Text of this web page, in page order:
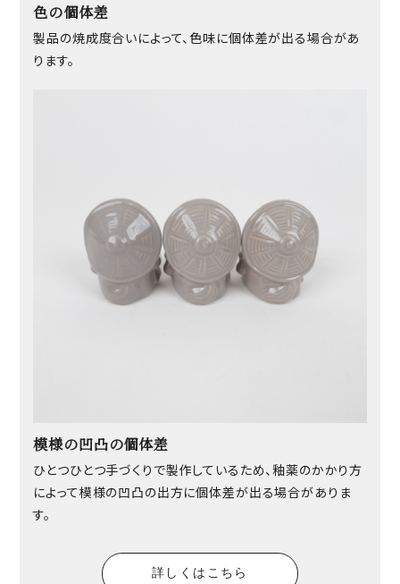
色の個体差
製品の焼成度合いによって、色味に個体差が出る場合があ
ります。
模様の凹凸の個体差
ひとつひとつ手づくりで製作しているため、釉薬のかかり方
によって模様の凹凸の出方に個体差が出る場合がありま
す。
詳しくはこちら